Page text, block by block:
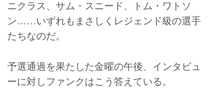
ニクラス、サム・スニード、トム・ワトソ
ン……いずれもまさしくレジェンド級の選手
たちなのだ。
予選通過を果たした金曜の午後、インタビュ
ーに対しファンクはこう答えている。